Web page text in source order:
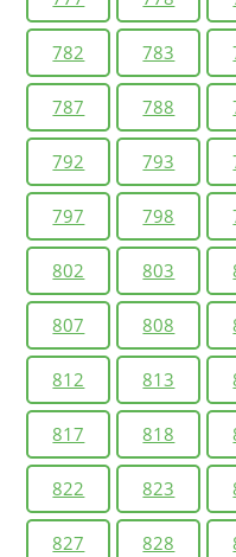
782 783
787 788
792 793
797 798
802 803
807 808
812 813
817 818
822 823
827 828